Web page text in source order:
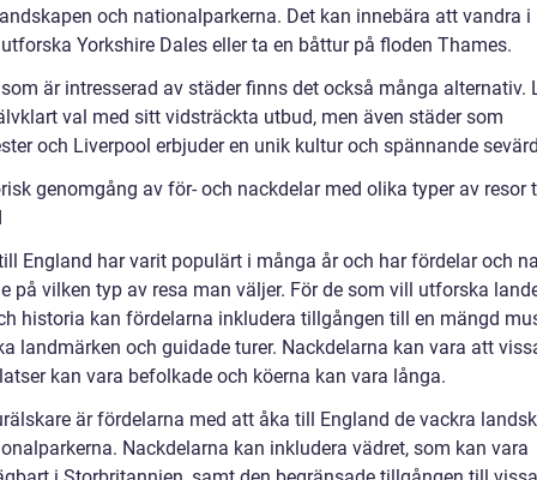
och nationalparkerna. Det kan innebära att vandra i
Yorkshire Dales eller ta en båttur på floden Thames.
är intresserad av städer finns det också många alternativ.
val med sitt vidsträckta utbud, men även städer som
och Liverpool erbjuder en unik kultur och spännande
genomgång av för- och nackdelar med olika typer av resor
England har varit populärt i många år och har fördelar och
på vilken typ av resa man väljer. För de som vill utforska
historia kan fördelarna inkludera tillgången till en mängd
landmärken och guidade turer. Nackdelarna kan vara att
kan vara befolkade och köerna kan vara långa.
är fördelarna med att åka till England de vackra
Nackdelarna kan inkludera vädret, som kan vara